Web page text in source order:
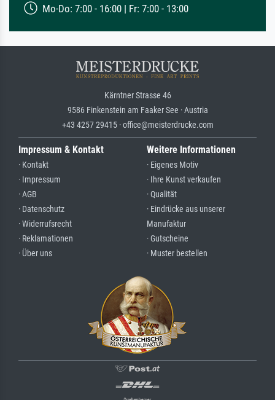
Mo-Do: 7:00 - 16:00 | Fr: 7:00 - 13:00
Kärntner Strasse 46
9586 Finkenstein am Faaker See · Austria
+43 4257 29415 · office@meisterdrucke.com
Impressum & Kontakt
· Kontakt
· Impressum
· AGB
· Datenschutz
· Widerrufsrecht
· Reklamationen
· Über uns
Weitere Informationen
· Eigenes Motiv
· Ihre Kunst verkaufen
· Qualität
· Eindrücke aus unserer
Manufaktur
· Gutscheine
· Muster bestellen